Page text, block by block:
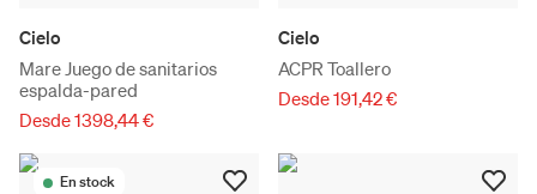
Cielo
Mare Juego de sanitarios
espalda-pared
Desde 1398,44 €
Cielo
ACPR Toallero
Desde 191,42 €
En stock